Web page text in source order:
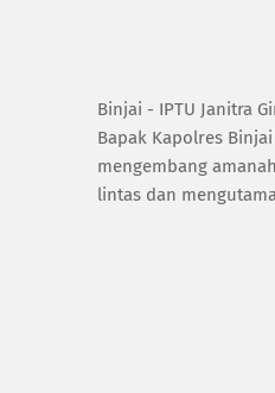
Binjai - IPTU Janitra
Bapak Kapolres
mengembang
lintas dan